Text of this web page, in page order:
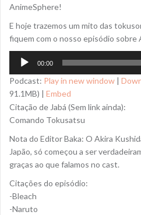
AnimeSphere!
E hoje trazemos um mito das
fiquem com o nosso episódio sobre
Tocador
áudio
00:00
Podcast: Play in new window |
91.1MB) | Embed
Citação de Jabá (Sem link ainda):
Comando Tokusatsu
Nota do Editor Baka: O Akira
Japão, só começou a ser
graças ao que falamos no cast.
Citações do episódio:
-Bleach
-Naruto